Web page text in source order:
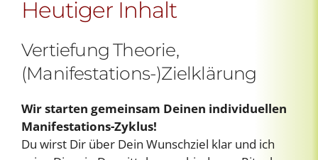
Heutiger Inhalt
Vertiefung Theorie,
(Manifestations-)Zielklärung
Wir starten gemeinsam Deinen individuellen
Manifestations-Zyklus!
Du wirst Dir über Dein Wunschziel klar und ich